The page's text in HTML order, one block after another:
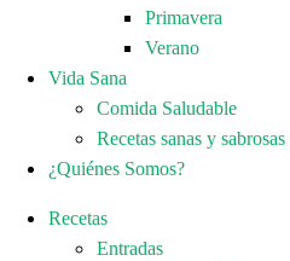
Primavera
Verano
Vida Sana
Comida Saludable
Recetas sanas y sabrosas
¿Quiénes Somos?
Recetas
Entradas